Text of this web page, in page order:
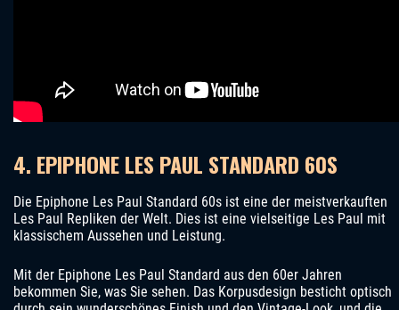
4. EPIPHONE LES PAUL STANDARD 60S
Die Epiphone Les Paul Standard 60s ist eine der meistverkauften
Les Paul Repliken der Welt. Dies ist eine vielseitige Les Paul mit
klassischem Aussehen und Leistung.
Mit der Epiphone Les Paul Standard aus den 60er Jahren
bekommen Sie, was Sie sehen. Das Korpusdesign besticht optisch